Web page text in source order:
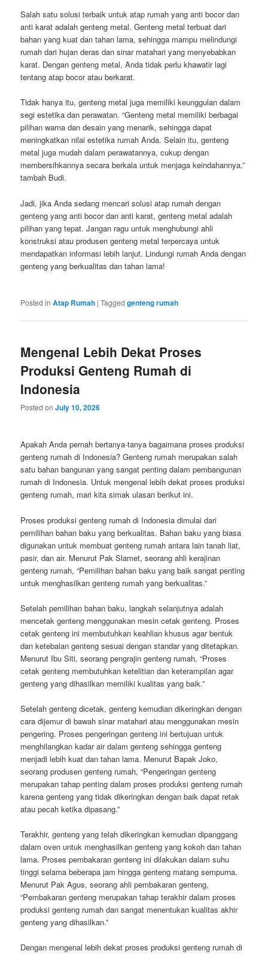
Salah satu solusi terbaik untuk atap rumah yang anti bocor dan
anti karat adalah genteng metal. Genteng metal terbuat dari
bahan yang kuat dan tahan lama, sehingga mampu melindungi
rumah dari hujan deras dan sinar matahari yang menyebabkan
karat. Dengan genteng metal, Anda tidak perlu khawatir lagi
tentang atap bocor atau berkarat.
Tidak hanya itu, genteng metal juga memiliki keunggulan dalam
segi estetika dan perawatan. “Genteng metal memiliki berbagai
pilihan warna dan desain yang menarik, sehingga dapat
meningkatkan nilai estetika rumah Anda. Selain itu, genteng
metal juga mudah dalam perawatannya, cukup dengan
membersihkannya secara berkala untuk menjaga keindahannya,”
tambah Budi.
Jadi, jika Anda sedang mencari solusi atap rumah dengan
genteng yang anti bocor dan anti karat, genteng metal adalah
pilihan yang tepat. Jangan ragu untuk menghubungi ahli
konstruksi atau produsen genteng metal terpercaya untuk
mendapatkan informasi lebih lanjut. Lindungi rumah Anda dengan
genteng yang berkualitas dan tahan lama!
Posted in Atap Rumah |Tagged genteng rumah
Mengenal Lebih Dekat Proses
Produksi Genteng Rumah di
Indonesia
Posted onJuly 10, 2026
Apakah Anda pernah bertanya-tanya bagaimana proses produksi
genteng rumah di Indonesia? Genteng rumah merupakan salah
satu bahan bangunan yang sangat penting dalam pembangunan
rumah di Indonesia. Untuk mengenal lebih dekat proses produksi
genteng rumah, mari kita simak ulasan berikut ini.
Proses produksi genteng rumah di Indonesia dimulai dari
pemilihan bahan baku yang berkualitas. Bahan baku yang biasa
digunakan untuk membuat genteng rumah antara lain tanah liat,
pasir, dan air. Menurut Pak Slamet, seorang ahli kerajinan
genteng rumah, “Pemilihan bahan baku yang baik sangat penting
untuk menghasilkan genteng rumah yang berkualitas.”
Setelah pemilihan bahan baku, langkah selanjutnya adalah
mencetak genteng menggunakan mesin cetak genteng. Proses
cetak genteng ini membutuhkan keahlian khusus agar bentuk
dan ketebalan genteng sesuai dengan standar yang ditetapkan.
Menurut Ibu Siti, seorang pengrajin genteng rumah, “Proses
cetak genteng membutuhkan ketelitian dan keterampilan agar
genteng yang dihasilkan memiliki kualitas yang baik.”
Setelah genteng dicetak, genteng kemudian dikeringkan dengan
cara dijemur di bawah sinar matahari atau menggunakan mesin
pengering. Proses pengeringan genteng ini bertujuan untuk
menghilangkan kadar air dalam genteng sehingga genteng
menjadi lebih kuat dan tahan lama. Menurut Bapak Joko,
seorang produsen genteng rumah, “Pengeringan genteng
merupakan tahap penting dalam proses produksi genteng rumah
karena genteng yang tidak dikeringkan dengan baik dapat retak
atau pecah ketika dipasang.”
Terakhir, genteng yang telah dikeringkan kemudian dipanggang
dalam oven untuk menghasilkan genteng yang kokoh dan tahan
lama. Proses pembakaran genteng ini dilakukan dalam suhu
tinggi selama beberapa jam hingga genteng matang sempurna.
Menurut Pak Agus, seorang ahli pembakaran genteng,
“Pembakaran genteng merupakan tahap terakhir dalam proses
produksi genteng rumah dan sangat menentukan kualitas akhir
genteng yang dihasilkan.”
Dengan mengenal lebih dekat proses produksi genteng rumah di